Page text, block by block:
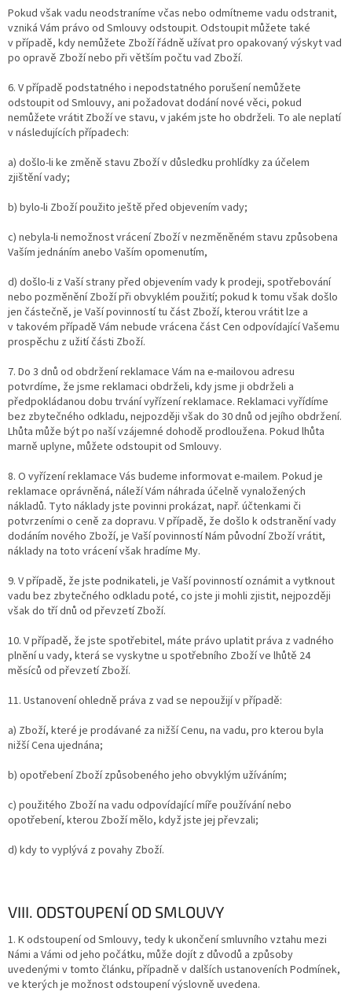
Pokud však vadu neodstraníme včas nebo odmítneme vadu odstranit,
vzniká Vám právo od Smlouvy odstoupit. Odstoupit můžete také
v případě, kdy nemůžete Zboží řádně užívat pro opakovaný výskyt vad
po opravě Zboží nebo při větším počtu vad Zboží.
6. V případě podstatného i nepodstatného porušení nemůžete
odstoupit od Smlouvy, ani požadovat dodání nové věci, pokud
nemůžete vrátit Zboží ve stavu, v jakém jste ho obdrželi. To ale neplatí
v následujících případech:
a) došlo-li ke změně stavu Zboží v důsledku prohlídky za účelem
zjištění vady;
b) bylo-li Zboží použito ještě před objevením vady;
c) nebyla-li nemožnost vrácení Zboží v nezměněném stavu způsobena
Vaším jednáním anebo Vaším opomenutím,
d) došlo-li z Vaší strany před objevením vady k prodeji, spotřebování
nebo pozměnění Zboží při obvyklém použití; pokud k tomu však došlo
jen částečně, je Vaší povinností tu část Zboží, kterou vrátit lze a
v takovém případě Vám nebude vrácena část Cen odpovídající Vašemu
prospěchu z užití části Zboží.
7. Do 3 dnů od obdržení reklamace Vám na e-mailovou adresu
potvrdíme, že jsme reklamaci obdrželi, kdy jsme ji obdrželi a
předpokládanou dobu trvání vyřízení reklamace. Reklamaci vyřídíme
bez zbytečného odkladu, nejpozději však do 30 dnů od jejího obdržení.
Lhůta může být po naší vzájemné dohodě prodloužena. Pokud lhůta
marně uplyne, můžete odstoupit od Smlouvy.
8. O vyřízení reklamace Vás budeme informovat e-mailem. Pokud je
reklamace oprávněná, náleží Vám náhrada účelně vynaložených
nákladů. Tyto náklady jste povinni prokázat, např. účtenkami či
potvrzeními o ceně za dopravu. V případě, že došlo k odstranění vady
dodáním nového Zboží, je Vaší povinností Nám původní Zboží vrátit,
náklady na toto vrácení však hradíme My.
9. V případě, že jste podnikateli, je Vaší povinností oznámit a vytknout
vadu bez zbytečného odkladu poté, co jste ji mohli zjistit, nejpozději
však do tří dnů od převzetí Zboží.
10. V případě, že jste spotřebitel, máte právo uplatit práva z vadného
plnění u vady, která se vyskytne u spotřebního Zboží ve lhůtě 24
měsíců od převzetí Zboží.
11. Ustanovení ohledně práva z vad se nepoužijí v případě:
a) Zboží, které je prodávané za nižší Cenu, na vadu, pro kterou byla
nižší Cena ujednána;
b) opotřebení Zboží způsobeného jeho obvyklým užíváním;
c) použitého Zboží na vadu odpovídající míře používání nebo
opotřebení, kterou Zboží mělo, když jste jej převzali;
d) kdy to vyplývá z povahy Zboží.
VIII. ODSTOUPENÍ OD SMLOUVY
1. K odstoupení od Smlouvy, tedy k ukončení smluvního vztahu mezi
Námi a Vámi od jeho počátku, může dojít z důvodů a způsoby
uvedenými v tomto článku, případně v dalších ustanoveních Podmínek,
ve kterých je možnost odstoupení výslovně uvedena.